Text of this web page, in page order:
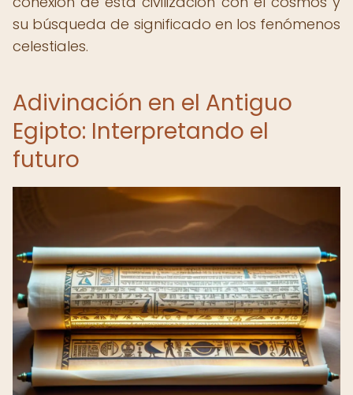
su búsqueda de significado en los fenómenos
celestiales.
Adivinación en el Antiguo
Egipto: Interpretando el
futuro